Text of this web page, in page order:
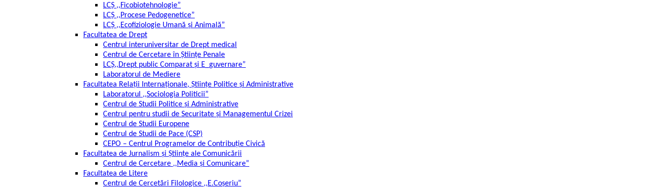
LCȘ ,,Ficobiotehnologie”
LCȘ ,,Procese Pedogenetice”
LCȘ ,,Ecofiziologie Umană și Animală”
Facultatea de Drept
Centrul interuniversitar de Drept medical
Centrul de Cercetare în Științe Penale
LCȘ,,Drept public Comparat și E_guvernare”
Laboratorul de Mediere
Facultatea Relații Internaționale, Științe Politice și Administrative
Laboratorul ,,Sociologia Politicii”
Centrul de Studii Politice și Administrative
Centrul pentru studii de Securitate și Managementul Crizei
Centrul de Studii Europene
Centrul de Studii de Pace (CSP)
CEPO – Centrul Programelor de Contribuție Civică
Facultatea de Jurnalism și Științe ale Comunicării
Centrul de Cercetare ,,Media și Comunicare”
Facultatea de Litere
Centrul de Cercetări Filologice ,,E.Coșeriu”